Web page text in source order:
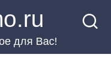
для Вас!